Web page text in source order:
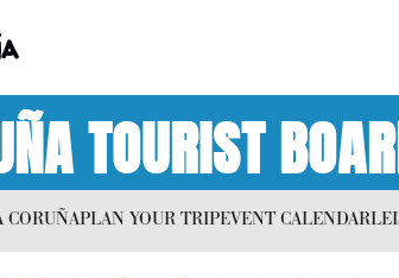
TOURIST
CORUÑAPLAN YOUR TRIPEVENT CALENDAR